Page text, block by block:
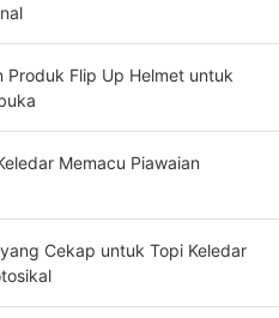
Produk Flip Up Helmet untuk
Memacu Piawaian
Cekap untuk Topi Keledar